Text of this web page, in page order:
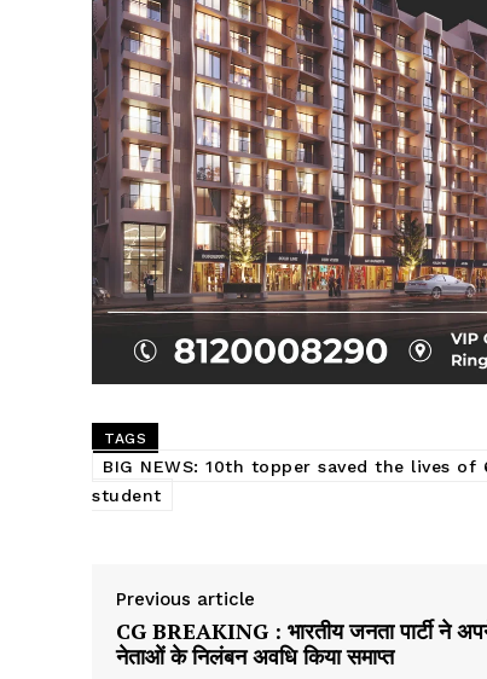
TAGS
BIG NEWS: 10th topper saved the lives
student
Previous article
CG BREAKING : भारतीय जनता पार्टी ने
नेताओं के निलंबन अवधि किया समाप्त